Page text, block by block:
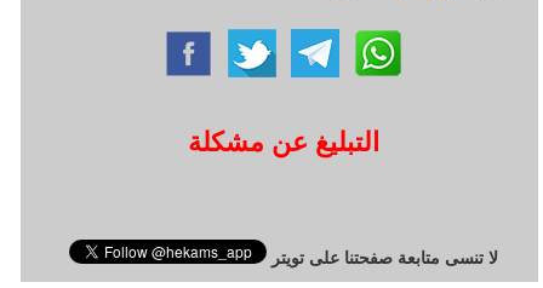
التبليغ عن مشكلة
لا تنسى متابعة صفحتنا على تويتر